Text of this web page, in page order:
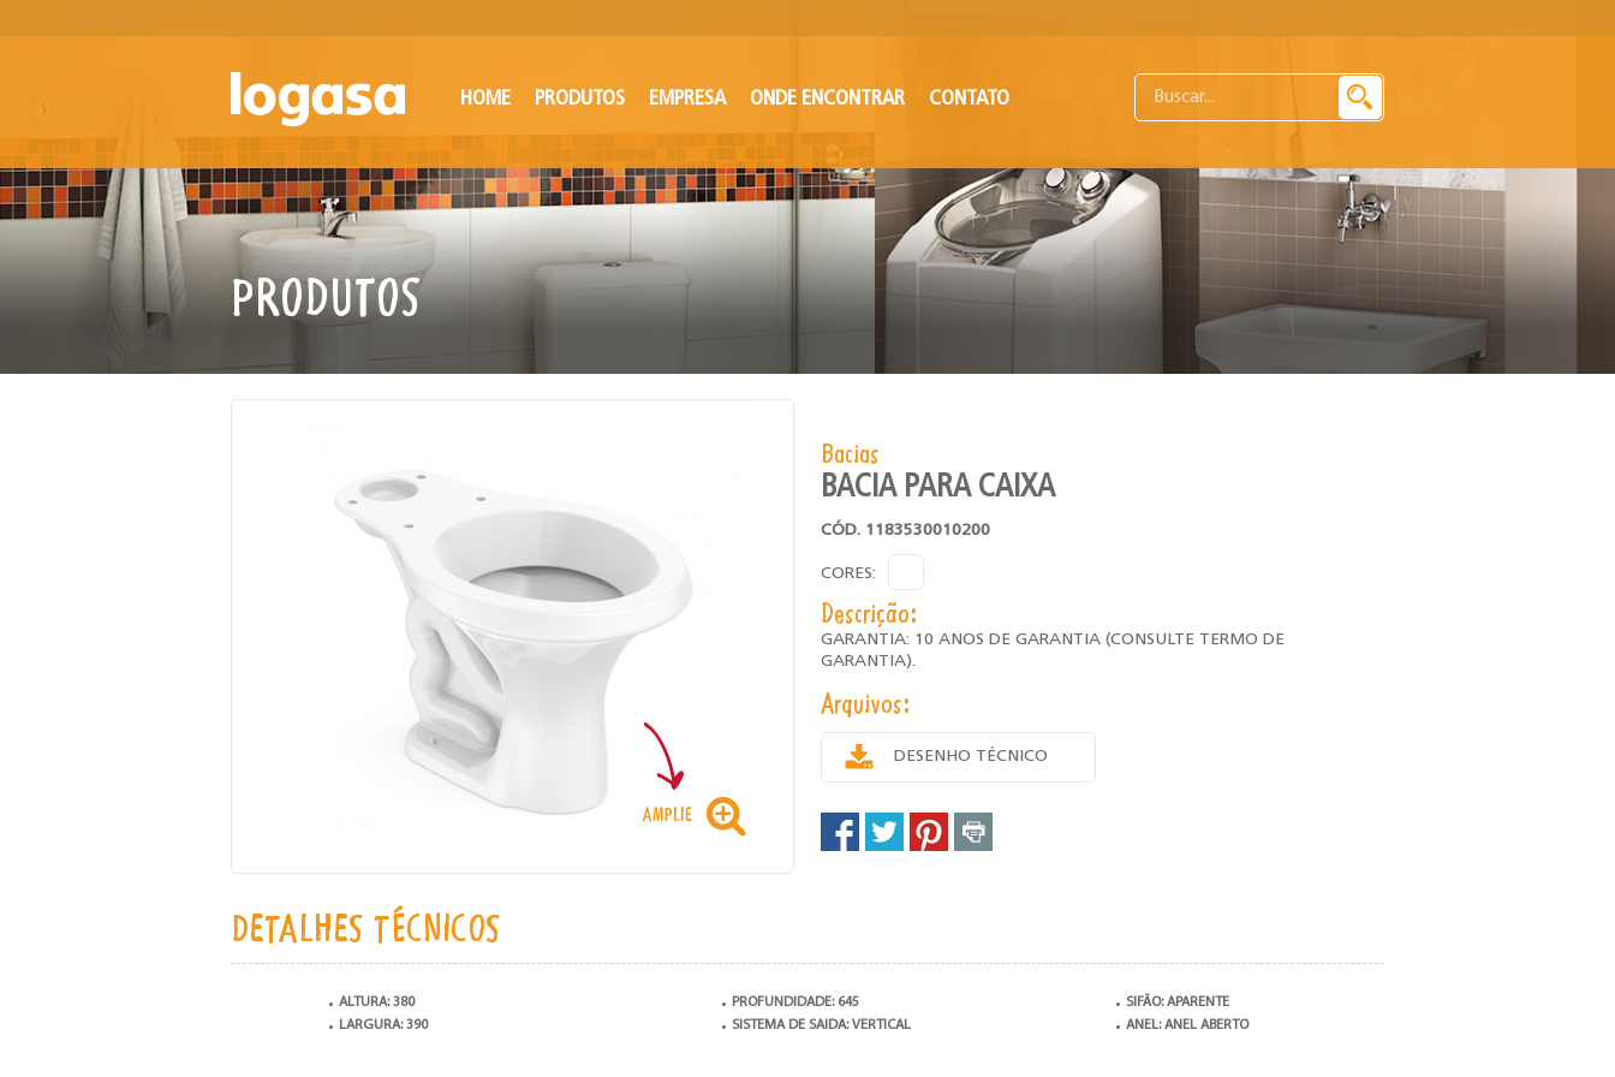
HOME PRODUTOS EMPRESA ONDE ENCONTRAR CONTATO
PRODUTOS
Bacias
BACIA PARA CAIXA
CÓD. 1183530010200
CORES:
Descrição:
GARANTIA: 10 ANOS DE GARANTIA (CONSULTE TERMO DE
GARANTIA).
Arquivos:
DESENHO TÉCNICO
DETALHES TÉCNICOS
ALTURA: 380
LARGURA: 390
PROFUNDIDADE: 645
SISTEMA DE SAIDA: VERTICAL
SIFÃO: APARENTE
ANEL: ANEL ABERTO